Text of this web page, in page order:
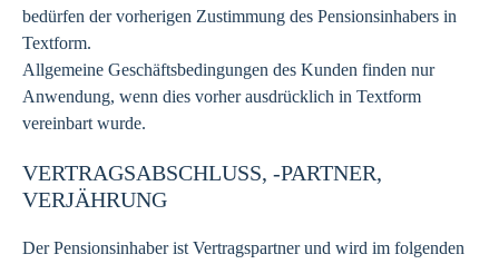
bedürfen der vorherigen Zustimmung des Pensionsinhabers in
Textform.
Allgemeine Geschäftsbedingungen des Kunden finden nur
Anwendung, wenn dies vorher ausdrücklich in Textform
vereinbart wurde.
VERTRAGSABSCHLUSS, -PARTNER,
VERJÄHRUNG
Der Pensionsinhaber ist Vertragspartner und wird im folgenden